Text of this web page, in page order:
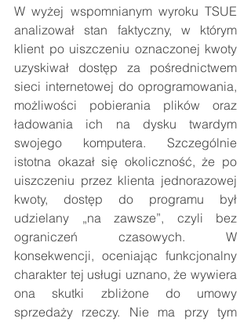
W wyżej wspomnianym wyroku TSUE
analizował stan faktyczny, w którym
klient po uiszczeniu oznaczonej kwoty
uzyskiwał dostęp za pośrednictwem
sieci internetowej do oprogramowania,
możliwości pobierania plików oraz
ładowania ich na dysku twardym
swojego komputera. Szczególnie
istotna okazał się okoliczność, że po
uiszczeniu przez klienta jednorazowej
kwoty, dostęp do programu był
udzielany „na zawsze”, czyli bez
ograniczeń czasowych. W
konsekwencji, oceniając funkcjonalny
charakter tej usługi uznano, że wywiera
ona skutki zbliżone do umowy
sprzedaży rzeczy. Nie ma przy tym